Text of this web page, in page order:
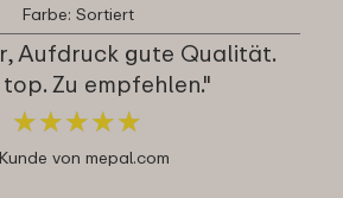
Farbe: Sortiert
Aufdruck gute Qualität.
Zu empfehlen."
★★★★★
★★★★★
Kunde von mepal.com